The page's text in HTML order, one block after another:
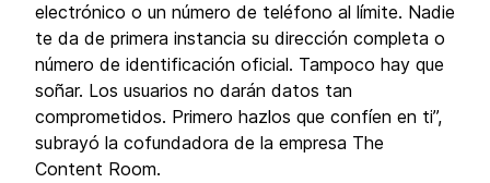
electrónico o un número de teléfono al límite. Nadie
te da de primera instancia su dirección completa o
número de identificación oficial. Tampoco hay que
soñar. Los usuarios no darán datos tan
comprometidos. Primero hazlos que confíen en ti”,
subrayó la cofundadora de la empresa The
Content Room.